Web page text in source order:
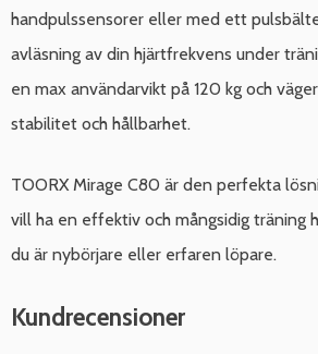
handpulssensorer eller med ett
avläsning av din hjärtfrekvens under
en max användarvikt på 120 kg och
stabilitet och hållbarhet.
TOORX Mirage C80 är den perfekta
vill ha en effektiv och mångsidig träning
du är nybörjare eller erfaren löpare.
Kundrecensioner